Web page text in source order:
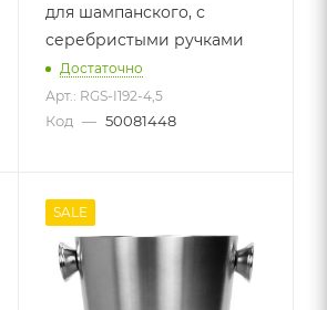
для шампанского, с
серебристыми ручками
Достаточно
Арт.: RGS-I192-4,5
Код — 50081448
SALE